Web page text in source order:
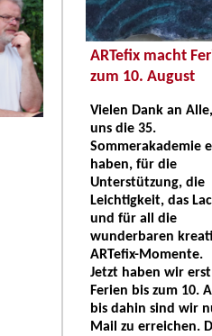
ARTefix macht
zum 10. August
Vielen Dank an
uns die 35.
Sommerakademie
haben, für die
Unterstützung, die
Leichtigkeit, das
und für all die
wunderbaren
ARTefix-Momente.
Jetzt haben wir
Ferien bis zum 10.
bis dahin sind wir
Mail zu erreichen.